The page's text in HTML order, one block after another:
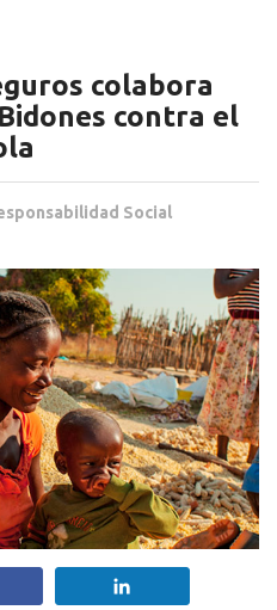
colabora
contra el
Social